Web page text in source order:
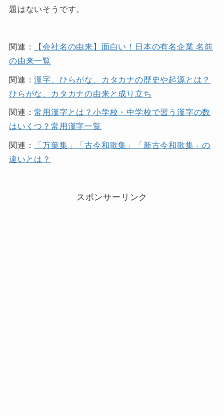
題はないそうです。
関連：
【会社名の由来】面白い！日本の有名企業 名前
の由来一覧
関連：漢字、ひらがな、カタカナの歴史や起源とは？
ひらがな、カタカナの由来と成り立ち
関連：常用漢字とは？小学校・中学校で習う漢字の数
はいくつ？常用漢字一覧
関連：
「万葉集」「古今和歌集」「新古今和歌集」の
違いとは？
スポンサーリンク